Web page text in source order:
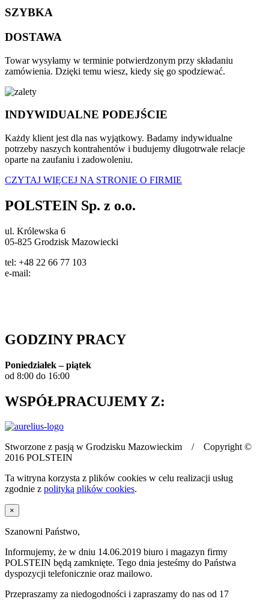
SZYBKA
DOSTAWA
Towar wysyłamy w terminie potwierdzonym przy składaniu
zamówienia. Dzięki temu wiesz, kiedy się go spodziewać.
INDYWIDUALNE PODEJŚCIE
Każdy klient jest dla nas wyjątkowy. Badamy indywidualne
potrzeby naszych kontrahentów i budujemy długotrwałe relacje
oparte na zaufaniu i zadowoleniu.
CZYTAJ WIĘCEJ NA STRONIE O FIRMIE
POLSTEIN Sp. z o.o.
ul. Królewska 6
05-825 Grodzisk Mazowiecki
tel: +48 22 66 77 103
e-mail:
GODZINY PRACY
Poniedziałek – piątek
od 8:00 do 16:00
WSPÓŁPRACUJEMY Z:
Stworzone z pasją w Grodzisku Mazowieckim / Copyright ©
2016 POLSTEIN
Ta witryna korzysta z plików cookies w celu realizacji usług
zgodnie z polityką plików cookies.
×
Szanowni Państwo,
Informujemy, że w dniu 14.06.2019 biuro i magazyn firmy
POLSTEIN będą zamknięte. Tego dnia jesteśmy do Państwa
dyspozycji telefonicznie oraz mailowo.
Przepraszamy za niedogodności i zapraszamy do nas od 17